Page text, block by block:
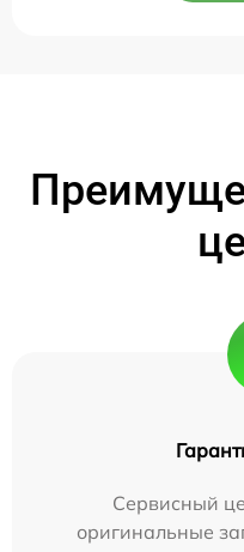
Сервисный
оригинальные